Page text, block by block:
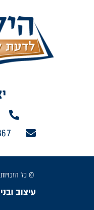
© כל הזכויות